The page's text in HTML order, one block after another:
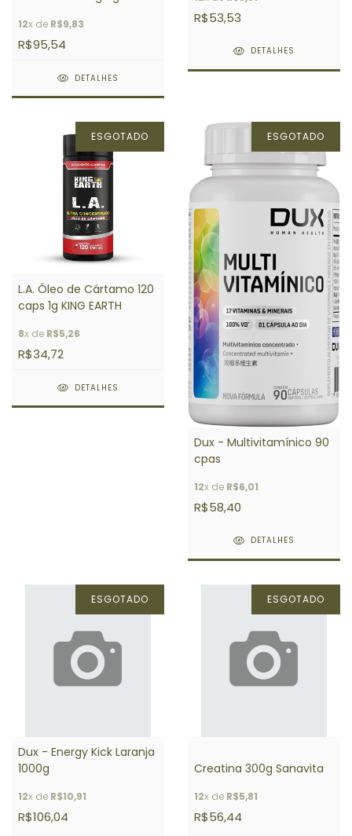
12x de R$9,83
R$95,54
DETALHES
R$53,53
DETALHES
ESGOTADO
L.A. Óleo de Cártamo 120
caps 1g KING EARTH
8x de R$5,26
R$34,72
DETALHES
ESGOTADO
Dux - Multivitamínico 90
cpas
12x de R$6,01
R$58,40
DETALHES
ESGOTADO
Dux - Energy Kick Laranja
1000g
12x de R$10,91
R$106,04
ESGOTADO
Creatina 300g Sanavita
12x de R$5,81
R$56,44